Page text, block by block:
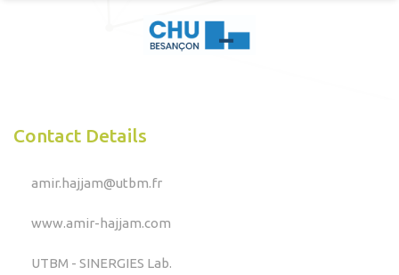
Contact Details
amir.hajjam@utbm.fr
www.amir-hajjam.com
UTBM - SINERGIES Lab.